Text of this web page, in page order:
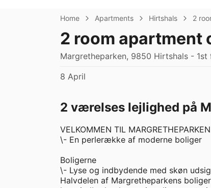
Home Apartments Hirtshals 2
2 room apartment
Margretheparken, 9850 Hirtshals - 1st
8 April
2 værelses lejlighed på
VELKOMMEN TIL MARGRETHEPARKEN
\- En perlerække af moderne boliger
Boligerne
\- Lyse og indbydende med skøn
Halvdelen af Margretheparkens